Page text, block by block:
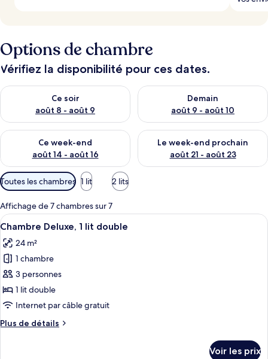
Options de chambre
Vérifiez la disponibilité pour ces dates.
Ce soir
août 8 - août 9
Vérifier la disponibilité pour ce soir août 8 - août 9
Demain
août 9 - août 10
Vérifier la disponibilité pour
Ce week-end
août 14 - août 16
Vérifier la disponibilité pour ce week-end août 14 - août 16
Le week-end prochain
août 21 - août 23
Vérifier la disponibilité pour
Filtres
disponibles
pour
les
chambres
Toutes les chambres 1 lit 2 lits
Affichage de 7 chambres sur 7
Afficher
toutes
les
photos
pour
ce
type
chambre :
Une chambre d’hôtel équipée d’un
12
Chambre Deluxe, 1 lit double
24 m²
1 chambre
3 personnes
1 lit double
Internet par câble gratuit
Plus de détails
Plus
Voir les prix